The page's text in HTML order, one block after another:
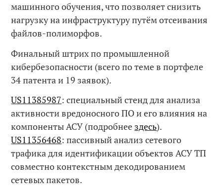
машинного обучения, что позволяет снизить
нагрузку на инфраструктуру путём отсеивания
файлов-полиморфов.
Финальный штрих по промышленной
кибербезопасности (всего по теме в портфеле
34 патента и 19 заявок).
US11385987: специальный стенд для анализа
активности вредоносного ПО и его влияния на
компоненты АСУ (подробнее здесь).
US11356468: пассивный анализ сетевого
трафика для идентификации объектов АСУ ТП
совместно контекстным декодированием
сетевых пакетов.